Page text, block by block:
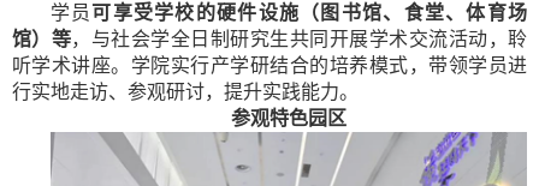
学员 可享受学校的硬件设施（图书馆、食堂、体育场
馆）等，与社会学全日制研究生共同开展学术交流活动，聆
听学术讲座。学院实行产学研结合的培养模式，带领学员进
行实地走访、参观研讨，提升实践能力。
参观特色园区